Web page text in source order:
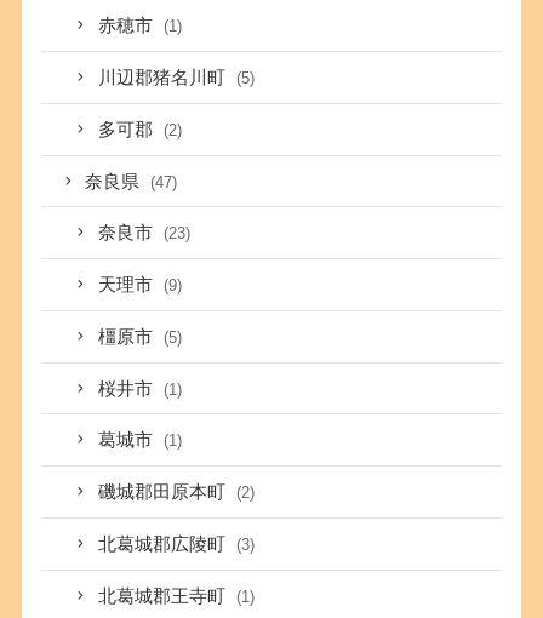
赤穂市 (1)
川辺郡猪名川町 (5)
多可郡 (2)
奈良県 (47)
奈良市 (23)
天理市 (9)
橿原市 (5)
桜井市 (1)
葛城市 (1)
磯城郡田原本町 (2)
北葛城郡広陵町 (3)
北葛城郡王寺町 (1)